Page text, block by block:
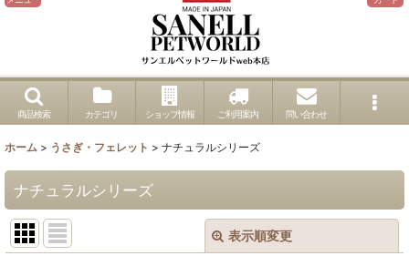
商品検索 カテゴリ ショップ情報 ご利用案内 問い合わせ
ホーム > うさぎ・フェレット > ナチュラルシリーズ
ナチュラルシリーズ
表示順変更